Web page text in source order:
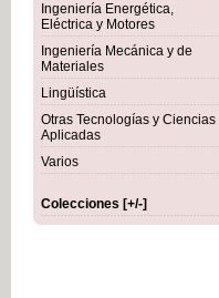
Ingeniería Energética,
Eléctrica y Motores
Ingeniería Mecánica y de
Materiales
Lingüística
Otras Tecnologías y Ciencias
Aplicadas
Varios
Colecciones [+/-]